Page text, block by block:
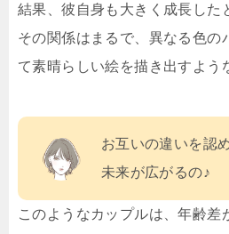
結果、彼自身も大きく成長した
その関係はまるで、異なる色の
て素晴らしい絵を描き出すよう
お互いの違いを認
未来が広がるの♪
このようなカップルは、年齢差